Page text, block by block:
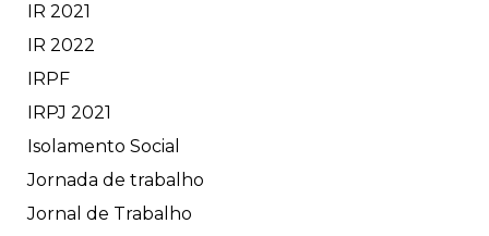
IR 2021
IR 2022
IRPF
IRPJ 2021
Isolamento Social
Jornada de trabalho
Jornal de Trabalho